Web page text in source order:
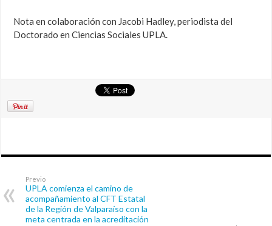
Nota en colaboración con Jacobi Hadley, periodista del
Doctorado en Ciencias Sociales UPLA.
Previo
UPLA comienza el camino de
acompañamiento al CFT Estatal
de la Región de Valparaíso con la
meta centrada en la acreditación